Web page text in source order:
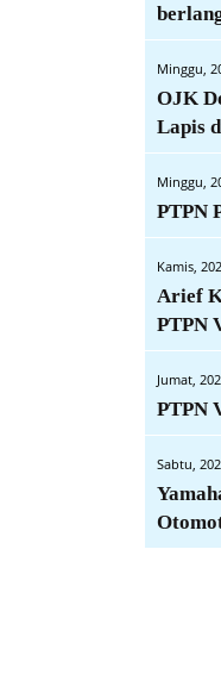
Minggu,
OJK
Lapis
Minggu,
PTPN
Kamis,
Arief
PTPN
Jumat,
PTPN
Sabtu,